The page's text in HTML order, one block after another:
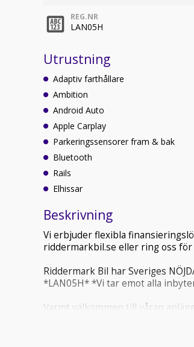
REG.NR
LAN05H
Utrustning
Adaptiv farthållare
Ambition
Android Auto
Apple Carplay
Parkeringssensorer fram & bak
Bluetooth
Rails
Elhissar
Beskrivning
Vi erbjuder flexibla
riddermarkbil.se eller ring oss
Riddermark Bil har Sveriges
*LAN05H* *Vi tar emot alla
Varmt välkommen till våran
Škoda Kamiq 1.0 TSI erbjuder